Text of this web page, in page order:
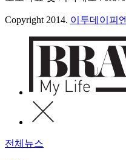
Copyright 2014. 이투데이피
전체뉴스